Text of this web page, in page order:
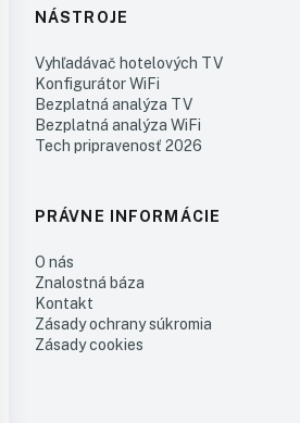
NÁSTROJE
Vyhľadávač hotelových TV
Konfigurátor WiFi
Bezplatná analýza TV
Bezplatná analýza WiFi
Tech pripravenosť 2026
PRÁVNE INFORMÁCIE
O nás
Znalostná báza
Kontakt
Zásady ochrany súkromia
Zásady cookies